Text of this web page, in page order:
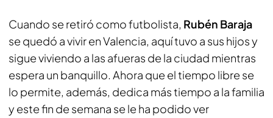
Cuando se retiró como futbolista, Rubén Baraja
se quedó a vivir en Valencia, aquí tuvo a sus hijos y
sigue viviendo a las afueras de la ciudad mientras
espera un banquillo. Ahora que el tiempo libre se
lo permite, además, dedica más tiempo a la familia
y este fin de semana se le ha podido ver